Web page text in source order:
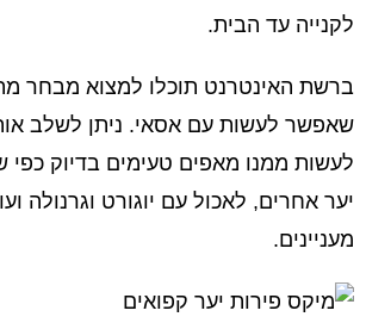
לקנייה עד הבית.
ברשת האינטרנט תוכלו למצוא מבחר
שאפשר לעשות עם אסאי. ניתן לשלב
לעשות ממנו מאפים טעימים בדיוק כפי
יער אחרים, לאכול עם יוגורט וגרנולה
מעניינים.